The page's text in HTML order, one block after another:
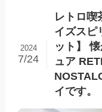
レトロ喫
イズスピ
ット】
ュア
イです。
2024
7/24